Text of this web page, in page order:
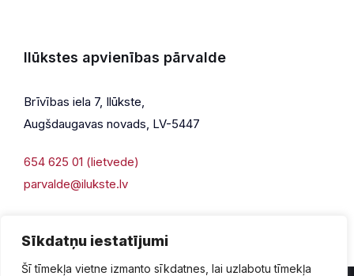
Sīkdatņu iestatījumi
Šī tīmekļa vietne izmanto sīkdatnes, lai uzlabotu tīmekļa
Ilūkstes apvienības pārvalde
Brīvības iela 7, Ilūkste,
Augšdaugavas novads, LV-5447
654 625 01 (lietvede)
parvalde@ilukste.lv